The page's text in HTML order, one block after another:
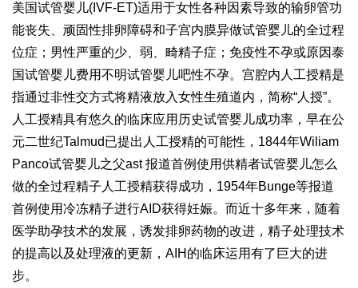
美国试管婴儿(IVF-ET)适用于女性各种因素导致的输卵管功
能丧失、顽固性排卵障碍和子宫内膜异做试管婴儿的全过程
位症；男性严重的少、弱、畸精子症；免疫性不孕或原因泰
国试管婴儿费用不明试管婴儿吧性不孕。宫腔内人工授精是
指通过非性交方式将精液放入女性生殖道内，简称“人授”。
人工授精具有悠久的临床应用历史试管婴儿成功率 ，早在公
元二世纪Talmud已提出人工授精的可能性，1844年Wiliam
Panco试管婴儿之父ast 报道首例使用供精者试管婴儿怎么
做的全过程精子人工授精获得成功，1954年Bunge等报道
首例使用冷冻精子进行AID获得妊娠。而近十多年来，随着
医学助孕技术的发展，诱发排卵药物的改进，精子处理技术
的提高以及处理液的更新，AIH的临床运用有了巨大的进
步。